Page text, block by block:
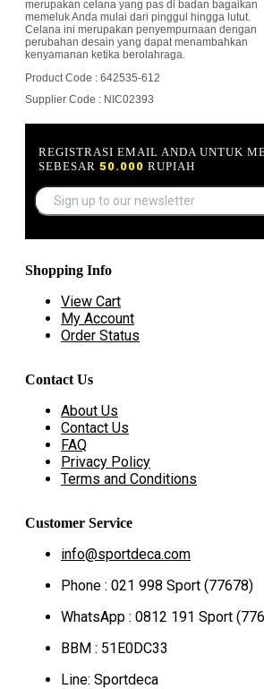
merupakan celana yang pas di badan bagaikan
memeluk Anda mulai dari pinggul hingga lutut.
Celana ini merupakan penyempurnaan dengan
perubahan desain yang dapat menambahkan
kenyamanan ketika berolahraga.
Product Code : 642535-612
Supplier Code : NIC02393
REGISTRASI EMAIL ANDA UNTUK
SEBESAR 50.000 RUPIAH
Shopping Info
View Cart
My Account
Order Status
Contact Us
About Us
Contact Us
FAQ
Privacy Policy
Terms and Conditions
Customer Service
info@sportdeca.com
Phone : 021 998 Sport (77678)
WhatsApp : 0812 191 Sport
BBM : 51E0DC33
Line: Sportdeca